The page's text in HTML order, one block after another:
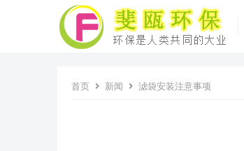
首页 新闻 滤袋安装注意事项